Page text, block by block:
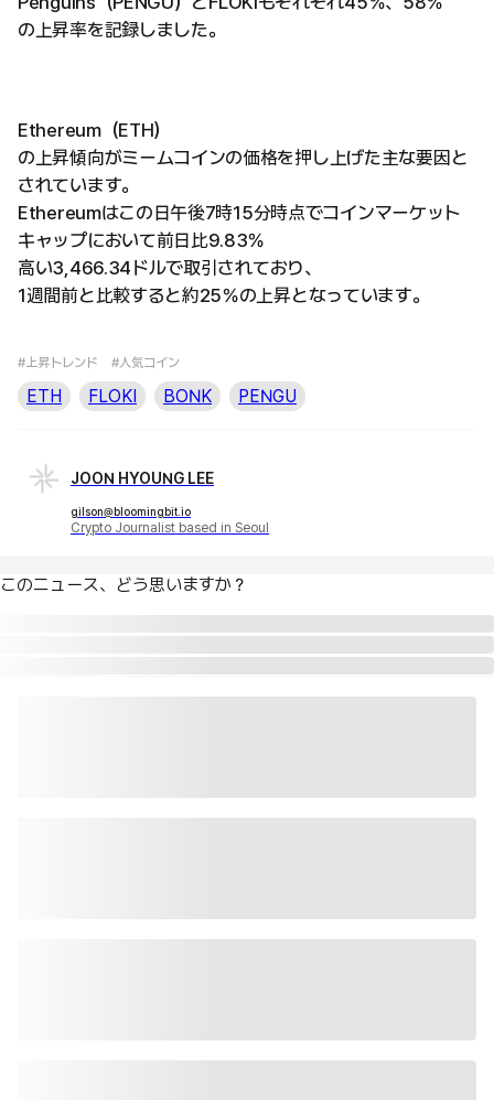
の上昇率を記録しました。
Ethereum（ETH）
の上昇傾向がミームコインの価格を押し上げた主な要因と
されています。
Ethereumはこの日午後7時15分時点でコインマーケット
キャップにおいて前日比9.83％
高い3,466.34ドルで取引されており、
1週間前と比較すると約25％の上昇となっています。
#上昇トレンド #人気コイン
ETH FLOKI BONK PENGU
JOON HYOUNG LEE
gilson@bloomingbit.io
Crypto Journalist based in Seoul
このニュース、どう思いますか？